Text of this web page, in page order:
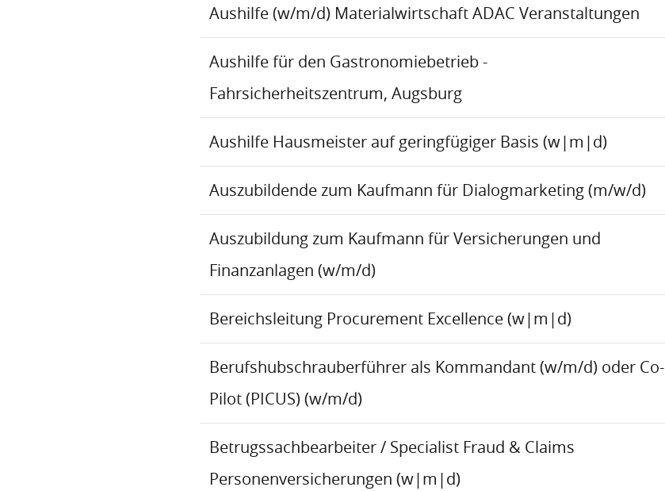
Aushilfe (w/m/d) Materialwirtschaft ADAC Veranstaltungen
Aushilfe für den Gastronomiebetrieb -
Fahrsicherheitszentrum, Augsburg
Aushilfe Hausmeister auf geringfügiger Basis (w|m|d)
Auszubildende zum Kaufmann für Dialogmarketing (m/w/d)
Auszubildung zum Kaufmann für Versicherungen und
Finanzanlagen (w/m/d)
Bereichsleitung Procurement Excellence (w|m|d)
Berufshubschrauberführer als Kommandant (w/m/d) oder Co-
Pilot (PICUS) (w/m/d)
Betrugssachbearbeiter / Specialist Fraud & Claims
Personenversicherungen (w|m|d)